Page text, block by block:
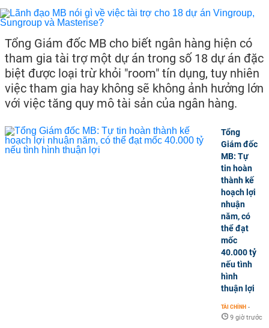
Tổng Giám đốc MB cho biết ngân hàng hiện có
tham gia tài trợ một dự án trong số 18 dự án đặc
biệt được loại trừ khỏi "room" tín dụng, tuy nhiên
việc tham gia hay không sẽ không ảnh hưởng lớn
với việc tăng quy mô tài sản của ngân hàng.
Tổng
Giám đốc
MB: Tự
tin hoàn
thành kế
hoạch lợi
nhuận
năm, có
thể đạt
mốc
40.000 tỷ
nếu tình
hình
thuận lợi
TÀI CHÍNH -
9 giờ trước